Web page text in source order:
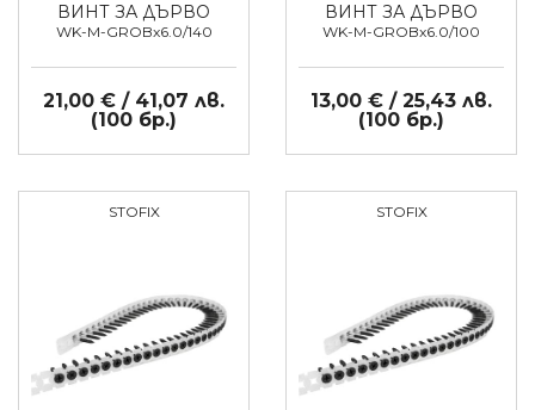
ВИНТ ЗА ДЪРВО
WK-M-GROBx6.0/140
21,00 € / 41,07 лв.
(100 бр.)
ВИНТ ЗА ДЪРВО
WK-M-GROBx6.0/100
13,00 € / 25,43 лв.
(100 бр.)
STOFIX STOFIX